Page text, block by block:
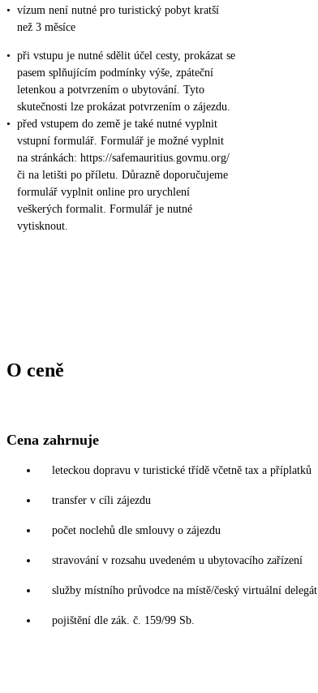
• vízum není nutné pro turistický pobyt kratší
než 3 měsíce
• při vstupu je nutné sdělit účel cesty, prokázat se
pasem splňujícím podmínky výše, zpáteční
letenkou a potvrzením o ubytování. Tyto
skutečnosti lze prokázat potvrzením o zájezdu.
• před vstupem do země je také nutné vyplnit
vstupní formulář. Formulář je možné vyplnit
na stránkách: https://safemauritius.govmu.org/
či na letišti po příletu. Důrazně doporučujeme
formulář vyplnit online pro urychlení
veškerých formalit. Formulář je nutné
vytisknout.
O ceně
Cena zahrnuje
leteckou dopravu v turistické třídě včetně tax a příplatků
transfer v cíli zájezdu
počet noclehů dle smlouvy o zájezdu
stravování v rozsahu uvedeném u ubytovacího zařízení
služby místního průvodce na místě/český virtuální delegát
pojištění dle zák. č. 159/99 Sb.